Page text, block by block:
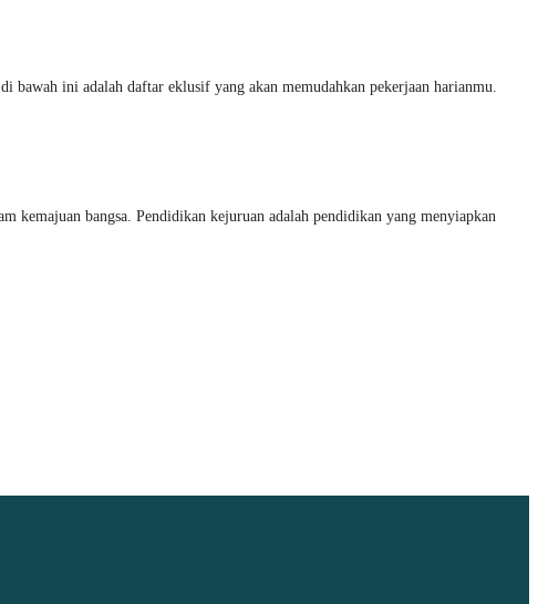
ini adalah daftar eklusif yang akan memudahkan pekerjaan harianmu.
bangsa. Pendidikan kejuruan adalah pendidikan yang menyiapkan